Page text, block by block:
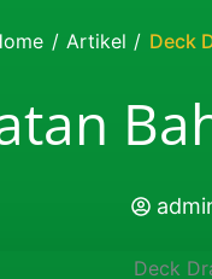
/ Artikel / Deck